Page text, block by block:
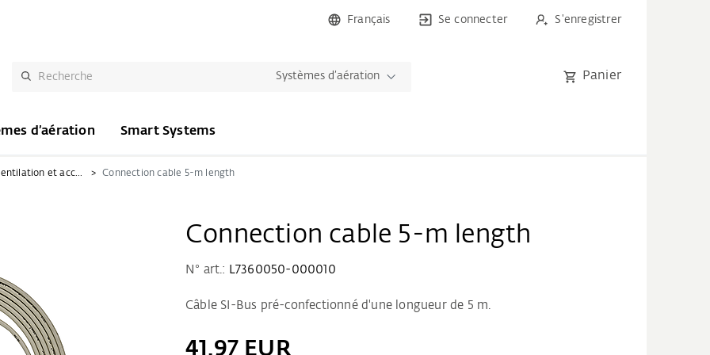
Français Se connecter S'enregistrer
Systèmes d’aération Panier
d’aération Smart Systems
Commande de ventilation et accessoires Connection cable 5-m length
Connection cable 5-m length
N° art.: L7360050-000010
Câble SI-Bus pré-confectionné d'une longueur de 5 m.
41,97 EUR